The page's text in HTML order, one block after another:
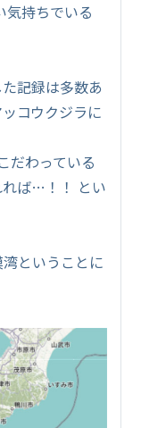
持ちでいる
記録は多数あ
コウクジラに
だわっている
れば…！！ とい
ということに